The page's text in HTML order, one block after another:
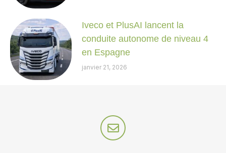
Iveco et PlusAI lancent la
conduite autonome de niveau 4
en Espagne
janvier 21, 2026